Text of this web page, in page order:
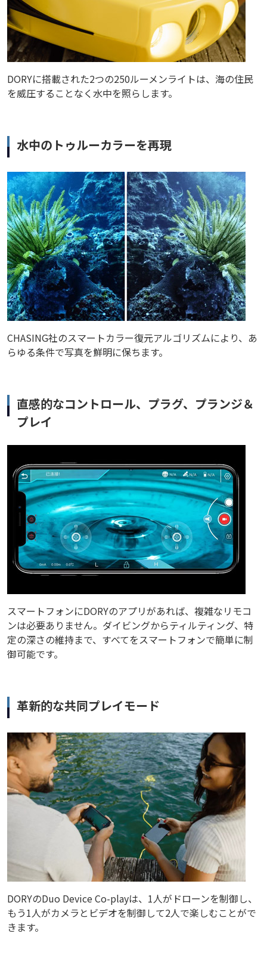
DORYに搭載された2つの250ルーメンライトは、海の住民
を威圧することなく水中を照らします。
水中のトゥルーカラーを再現
CHASING社のスマートカラー復元アルゴリズムにより、あ
らゆる条件で写真を鮮明に保ちます。
直感的なコントロール、プラグ、プランジ＆
プレイ
スマートフォンにDORYのアプリがあれば、複雑なリモコ
ンは必要ありません。ダイビングからティルティング、特
定の深さの維持まで、すべてをスマートフォンで簡単に制
御可能です。
革新的な共同プレイモード
DORYのDuo Device Co-playは、1人がドローンを制御し、
もう1人がカメラとビデオを制御して2人で楽しむことがで
きます。